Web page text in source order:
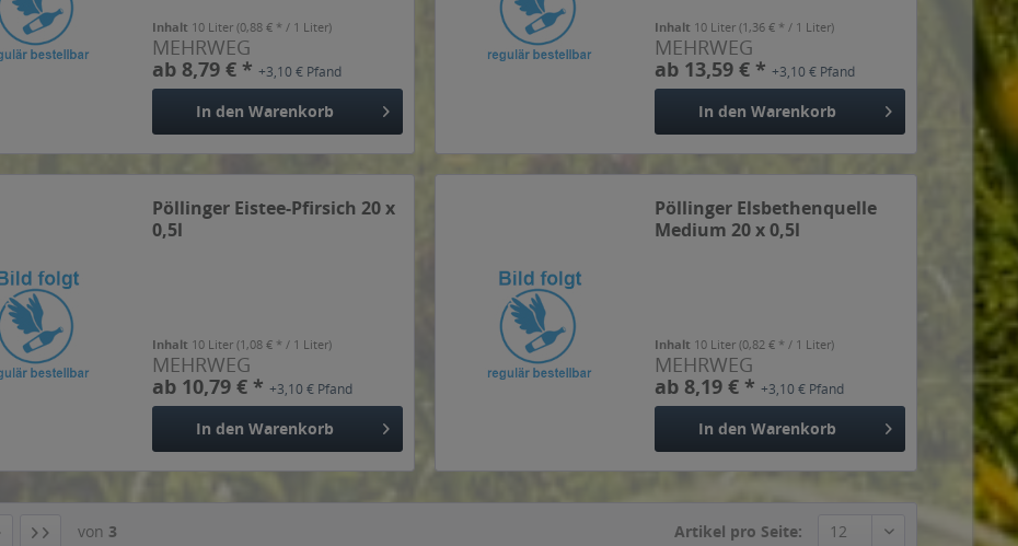
Inhalt 10 Liter(0,88 € * / 1 Liter)
MEHRWEG
ab 8,79 € *+3,10 € Pfand
In den Warenkorb
Inhalt 10 Liter(1,36 € * / 1 Liter)
MEHRWEG
ab 13,59 € *+3,10 € Pfand
In den Warenkorb
Pöllinger Eistee-Pfirsich 20 x
0,5l
Inhalt 10 Liter(1,08 € * / 1 Liter)
MEHRWEG
ab 10,79 € *+3,10 € Pfand
In den Warenkorb
Pöllinger Elsbethenquelle
Medium 20 x 0,5l
Inhalt 10 Liter(0,82 € * / 1 Liter)
MEHRWEG
ab 8,19 € *+3,10 € Pfand
In den Warenkorb
von 3 Artikel pro Seite: